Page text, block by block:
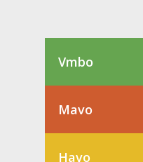
Vmbo
Mavo
Havo